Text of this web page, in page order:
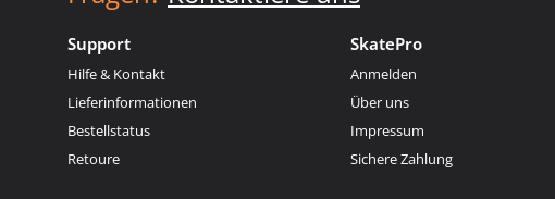
Support
Hilfe & Kontakt
Lieferinformationen
Bestellstatus
Retoure
SkatePro
Anmelden
Über uns
Impressum
Sichere Zahlung